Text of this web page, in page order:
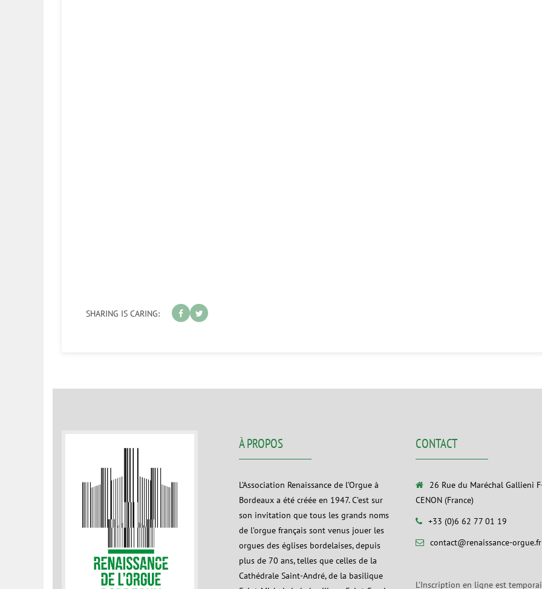
SHARING IS CARING:
À PROPOS
L’Association Renaissance de l’Orgue à
Bordeaux a été créée en 1947. C’est sur
son invitation que tous les grands noms
de l’orgue français sont venus jouer les
orgues des églises bordelaises, depuis
plus de 70 ans, telles que celles de la
Cathédrale Saint-André, de la basilique
CONTACT
26 Rue du Maréchal Gallieni
CENON (France)
+33 (0)6 62 77 01 19
contact@renaissance-orgue.fr
L’Inscription en ligne est